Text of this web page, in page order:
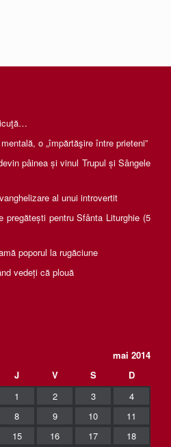
o „împărtăşire între prieteni”
pâinea și vinul Trupul și Sângele
al unui introvertit
pregătești pentru Sfânta Liturghie (5
poporul la rugăciune
vedeți că plouă
mai 2014
J V S
D
1
2 3
4
8 9 10
11
15 16 17 18